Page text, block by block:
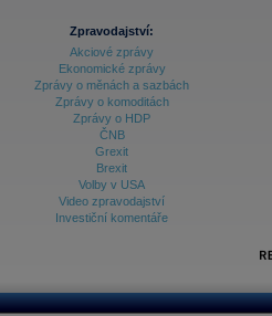
Zpravodajství:
Akciové zprávy
Ekonomické zprávy
Zprávy o měnách a sazbách
Zprávy o komoditách
Zprávy o HDP
ČNB
Grexit
Brexit
Volby v USA
Video zpravodajství
Investiční komentáře